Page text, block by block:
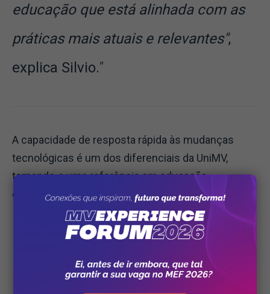
educação que está alinhada com as
práticas mais atuais e relevantes",
explica Silvio.
A capacidade de resposta rápida às mudanças
tecnológicas é um dos diferenciais da UniMV,
tornando-a uma referência em educação
corporativa no setor da saúde.
Melhoria da qualidade do
atendimento